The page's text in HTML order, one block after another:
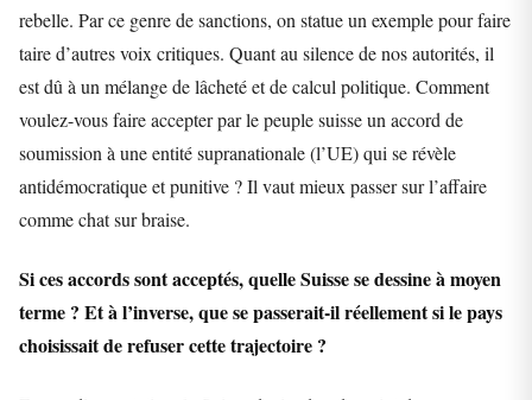
rebelle. Par ce genre de sanctions, on statue un exemple pour faire
taire d’autres voix critiques. Quant au silence de nos autorités, il
est dû à un mélange de lâcheté et de calcul politique. Comment
voulez-vous faire accepter par le peuple suisse un accord de
soumission à une entité supranationale (l’UE) qui se révèle
antidémocratique et punitive ? Il vaut mieux passer sur l’affaire
comme chat sur braise.
Si ces accords sont acceptés, quelle Suisse se dessine à moyen
terme ? Et à l’inverse, que se passerait-il réellement si le pays
choisissait de refuser cette trajectoire ?